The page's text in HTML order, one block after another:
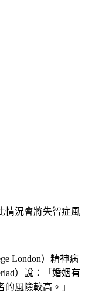
情況會將失智症風
London）精神病
）說：「婚姻有
風險較高。」